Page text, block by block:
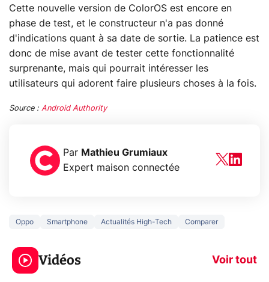
Cette nouvelle version de ColorOS est encore en
phase de test, et le constructeur n'a pas donné
d'indications quant à sa date de sortie. La patience est
donc de mise avant de tester cette fonctionnalité
surprenante, mais qui pourrait intéresser les
utilisateurs qui adorent faire plusieurs choses à la fois.
Source : Android Authority
Par Mathieu Grumiaux
Expert maison connectée
Oppo Smartphone Actualités High-Tech Comparer
Vidéos Voir tout
5 générations de
jeux dans la
prochaine Xbox !
Ce que vous
navigation